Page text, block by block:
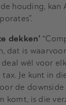
houding, kan
dekken’
dat is
wél voor
Je kunt in
de
komt, is die